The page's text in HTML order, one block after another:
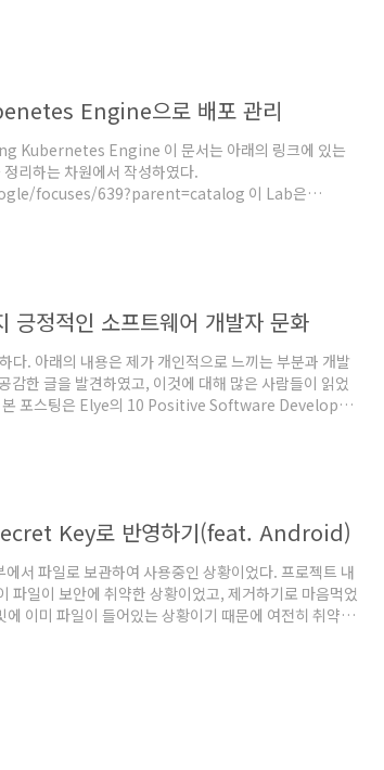
왔다. 구체적으로 보자면 다양한 갈래의 길이 있겠지
Engine으로 배포 관리
Kubernetes Engine 이 문서는 아래의 링크에 있는
리하는 차원에서 작성하였다.
focuses/639?parent=catalog 이 Lab은
quests/29 개요 Dev Ops 방식에
긍정적인 소프트웨어 개발자 문화
다. 아래의 내용은 제가 개인적으로 느끼는 부분과 개발
감한 글을 발견하였고, 이것에 대해 많은 사람들이 읽었
본 포스팅은 Elye의 10 Positive Software Developer
“프로그래머는 너드(nerd, 머리는 좋으나 세상물정
Key로 반영하기(feat. Android)
서 파일로 보관하여 사용중인 상황이었다. 프로젝트 내
일이 보안에 취약한 상황이었고, 제거하기로 마음먹었
이미 파일이 들어있는 상황이기 때문에 여전히 취약한
로는 Android 빌드를 이미 gradle 명령 한번에 릴리즈